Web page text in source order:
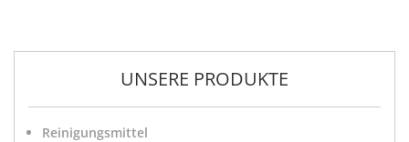
UNSERE PRODUKTE
Reinigungsmittel